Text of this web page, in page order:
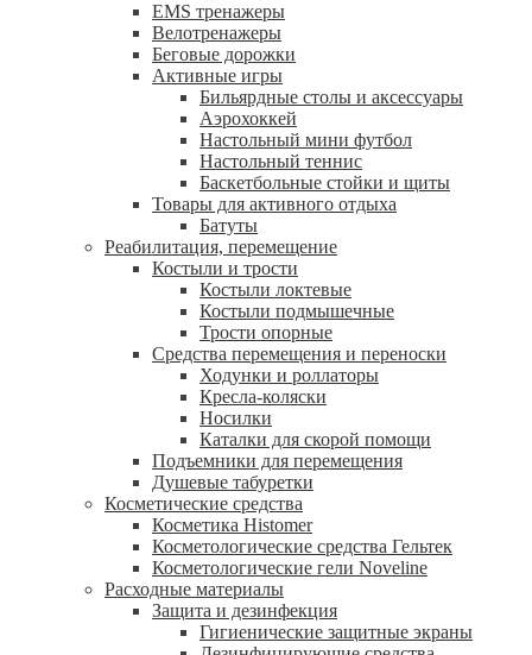
EMS тренажеры
Велотренажеры
Беговые дорожки
Активные игры
Бильярдные столы и аксессуары
Аэрохоккей
Настольный мини футбол
Настольный теннис
Баскетбольные стойки и щиты
Товары для активного отдыха
Батуты
Реабилитация, перемещение
Костыли и трости
Костыли локтевые
Костыли подмышечные
Трости опорные
Средства перемещения и переноски
Ходунки и роллаторы
Кресла-коляски
Носилки
Каталки для скорой помощи
Подъемники для перемещения
Душевые табуретки
Косметические средства
Косметика Histomer
Косметологические средства Гельтек
Косметологические гели Noveline
Расходные материалы
Защита и дезинфекция
Гигиенические защитные экраны